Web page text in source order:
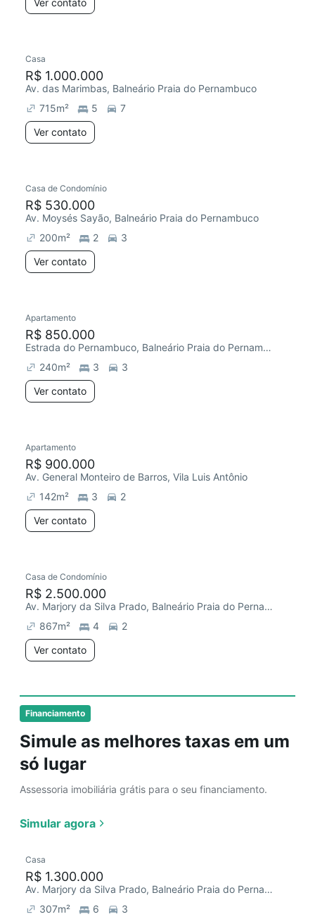
Financiamento
Simule as melhores taxas em um
só lugar
Assessoria imobiliária grátis para o seu financiamento.
Simular agora
Ver contato
Casa
R$ 1.000.000
Av. das Marimbas, Balneário Praia do Pernambuco
715m² 5
7
Ver contato
Casa de Condomínio
R$ 530.000
Av. Moysés Sayão, Balneário Praia do Pernambuco
200m² 2
3
Ver contato
Apartamento
R$ 850.000
Estrada do Pernambuco, Balneário Praia do Pernambuco
240m² 3
3
Ver contato
Apartamento
R$ 900.000
Av. General Monteiro de Barros, Vila Luis Antônio
142m² 3
2
Ver contato
Casa de Condomínio
R$ 2.500.000
Av. Marjory da Silva Prado, Balneário Praia do Pernambuco
867m² 4
2
Ver contato
Casa
R$ 1.300.000
Av. Marjory da Silva Prado, Balneário Praia do Pernambuco
307m² 6
3